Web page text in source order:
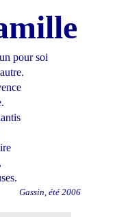
pour soi
2006